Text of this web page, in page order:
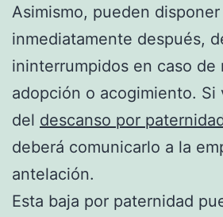
Asimismo, pueden disponer
inmediatamente después,
ininterrumpidos en caso de
adopción o acogimiento. Si
del descanso por
deberá comunicarlo a la
antelación.
Esta baja por paternidad